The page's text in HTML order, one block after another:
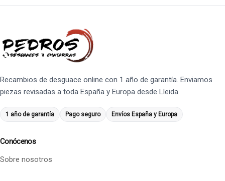
Recambios de desguace online con 1 año de garantía. Enviamos
piezas revisadas a toda España y Europa desde Lleida.
1 año de garantía Pago seguro Envíos España y Europa
Conócenos
Sobre nosotros